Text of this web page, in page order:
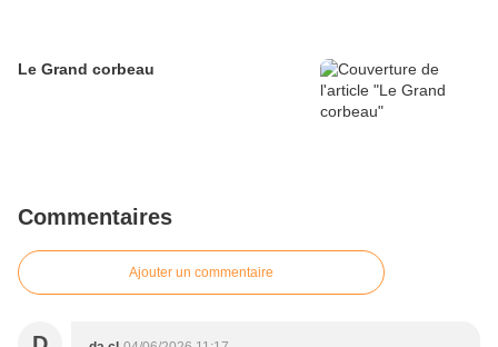
Le Grand corbeau
Commentaires
Ajouter un commentaire